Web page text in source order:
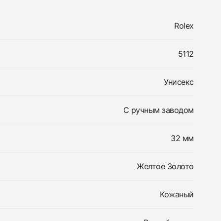
Rolex
5112
Унисекс
С ручным заводом
32 мм
Желтое Золото
Кожаный